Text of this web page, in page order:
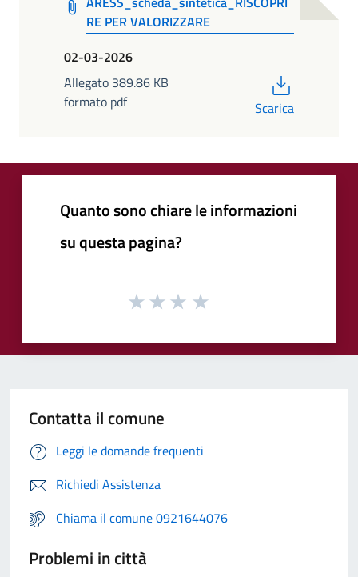
RE PER VALORIZZARE
02-03-2026
Allegato 389.86 KB
formato pdf
Scarica
Quanto sono chiare le informazioni
su questa pagina?
Contatta il comune
Leggi le domande frequenti
Richiedi Assistenza
Chiama il comune 0921644076
Problemi in città